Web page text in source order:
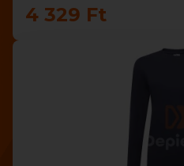
4 329 Ft